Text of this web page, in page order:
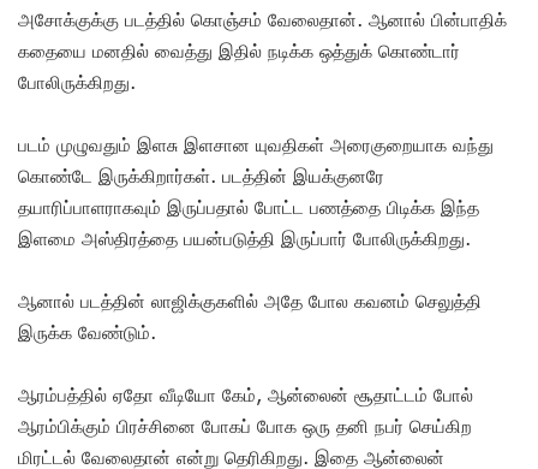
அசோக்குக்கு படத்தில் கொஞ்சம் வேலைதான். ஆனால் பின்பாதிக்
கதையை மனதில் வைத்து இதில் நடிக்க ஒத்துக் கொண்டார்
போலிருக்கிறது.
படம் முழுவதும் இளசு இளசான யுவதிகள் அரைகுறையாக வந்து
கொண்டே இருக்கிறார்கள். படத்தின் இயக்குனரே
தயாரிப்பாளராகவும் இருப்பதால் போட்ட பணத்தை பிடிக்க இந்த
இளமை அஸ்திரத்தை பயன்படுத்தி இருப்பார் போலிருக்கிறது.
ஆனால் படத்தின் லாஜிக்குகளில் அதே போல கவனம் செலுத்தி
இருக்க வேண்டும்.
ஆரம்பத்தில் ஏதோ வீடியோ கேம், ஆன்லைன் சூதாட்டம் போல்
ஆரம்பிக்கும் பிரச்சினை போகப் போக ஒரு தனி நபர் செய்கிற
மிரட்டல் வேலைதான் என்று தெரிகிறது. இதை ஆன்லைன்